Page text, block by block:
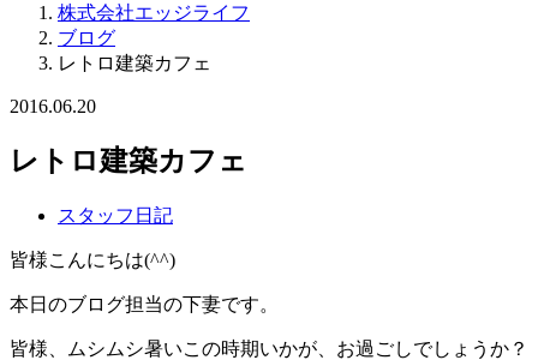
株式会社エッジライフ
ブログ
レトロ建築カフェ
2016.06.20
レトロ建築カフェ
スタッフ日記
皆様こんにちは(^^)
本日のブログ担当の下妻です。
皆様、ムシムシ暑いこの時期いかが、お過ごしでしょうか？